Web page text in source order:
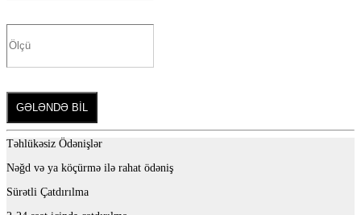
GƏLƏNDƏ BİL
Təhlükəsiz Ödənişlər
Nəğd və ya köçürmə ilə rahat ödəniş
Sürətli Çatdırılma